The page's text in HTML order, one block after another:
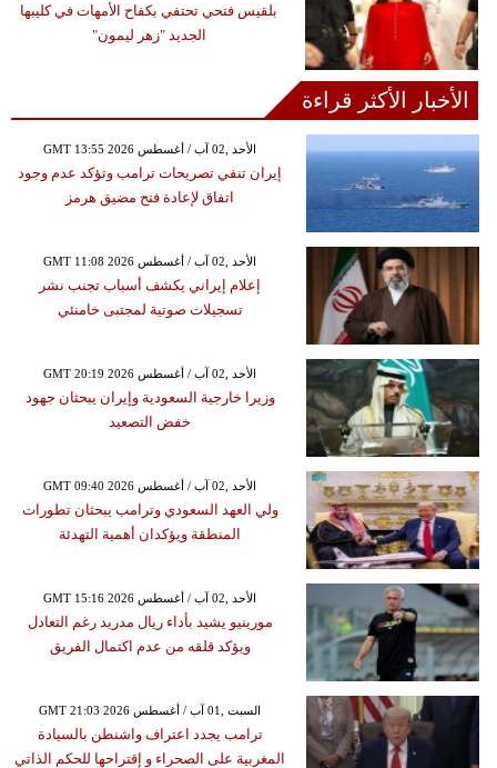
بلقيس فتحي تحتفي بكفاح الأمهات في كليبها
الجديد "زهر ليمون"
الأخبار الأكثر قراءة
GMT 13:55 2026 الأحد ,02 آب / أغسطس
إيران تنفي تصريحات ترامب وتؤكد عدم وجود
اتفاق لإعادة فتح مضيق هرمز
GMT 11:08 2026 الأحد ,02 آب / أغسطس
إعلام إيراني يكشف أسباب تجنب نشر
تسجيلات صوتية لمجتبى خامنئي
GMT 20:19 2026 الأحد ,02 آب / أغسطس
وزيرا خارجية السعودية وإيران يبحثان جهود
خفض التصعيد
GMT 09:40 2026 الأحد ,02 آب / أغسطس
ولي العهد السعودي وترامب يبحثان تطورات
المنطقة ويؤكدان أهمية التهدئة
GMT 15:16 2026 الأحد ,02 آب / أغسطس
مورينيو يشيد بأداء ريال مدريد رغم التعادل
ويؤكد قلقه من عدم اكتمال الفريق
GMT 21:03 2026 السبت ,01 آب / أغسطس
ترامب يجدد اعتراف واشنطن بالسيادة
المغربية على الصحراء و إقتراحها للحكم الذاتي